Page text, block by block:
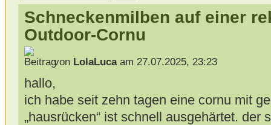
Schneckenmilben auf einer
Outdoor-Cornu
von LolaLucaam 27.07.2025, 23:23
hallo,
ich habe seit zehn tagen eine cornu mit
„hausrücken“ ist schnell ausgehärtet. der